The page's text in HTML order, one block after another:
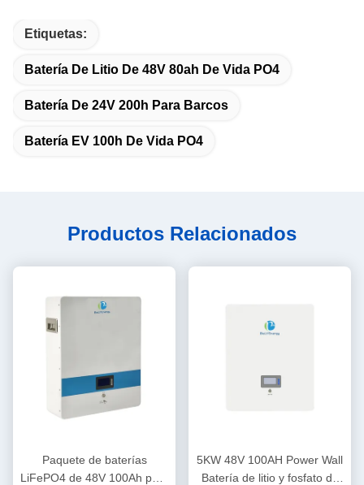
Etiquetas:
Batería De Litio De 48V 80ah De Vida PO4
Batería De 24V 200h Para Barcos
Batería EV 100h De Vida PO4
Productos Relacionados
Paquete de baterías
LiFePO4 de 48V 100Ah para
5KW 48V 100AH Power Wall
Batería de litio y fosfato de